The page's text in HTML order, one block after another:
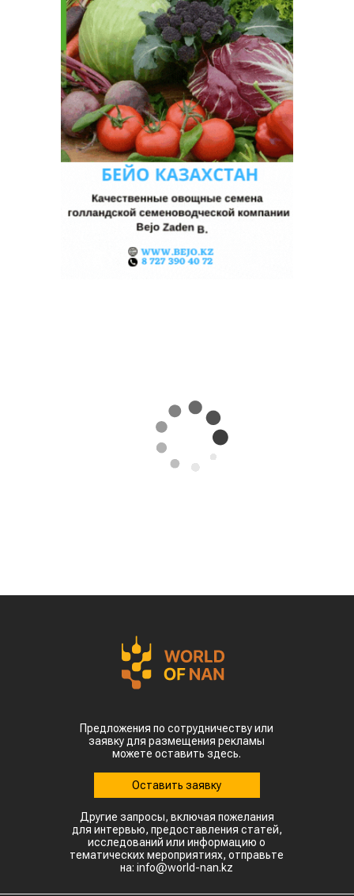
Предложения по сотрудничеству или
заявку для размещения рекламы
можете оставить здесь.
Оставить заявку
Другие запросы, включая пожелания
для интервью, предоставления статей,
исследований или информацию о
тематических мероприятиях, отправьте
на: info@world-nan.kz